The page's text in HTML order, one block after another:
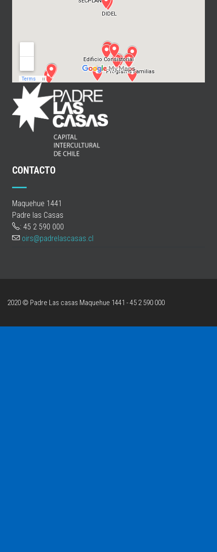
CONTACTO
Maquehue 1441
Padre las Casas
: 45 2 590 000
oirs@padrelascasas.cl
2020 © Padre Las casas Maquehue 1441 - 45 2 590 000